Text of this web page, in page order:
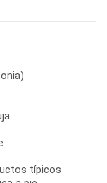
típicos